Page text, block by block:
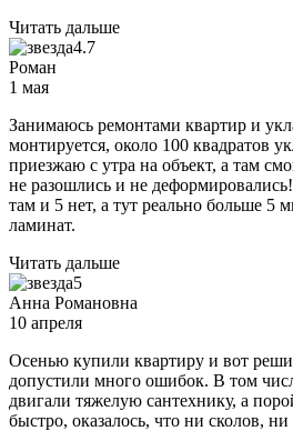
Читать дальше
4.7
Роман
1 мая
Занимаюсь ремонтами квартир и
монтируется, около 100 квадратов
приезжаю с утра на объект, а там
не разошлись и не
там и 5 нет, а тут реально больше 5
ламинат.
Читать дальше
5
Анна Романовна
10 апреля
Осенью купили квартиру и вот
допустили много ошибок. В том
двигали тяжелую сантехнику, а
быстро, оказалось, что ни сколов,